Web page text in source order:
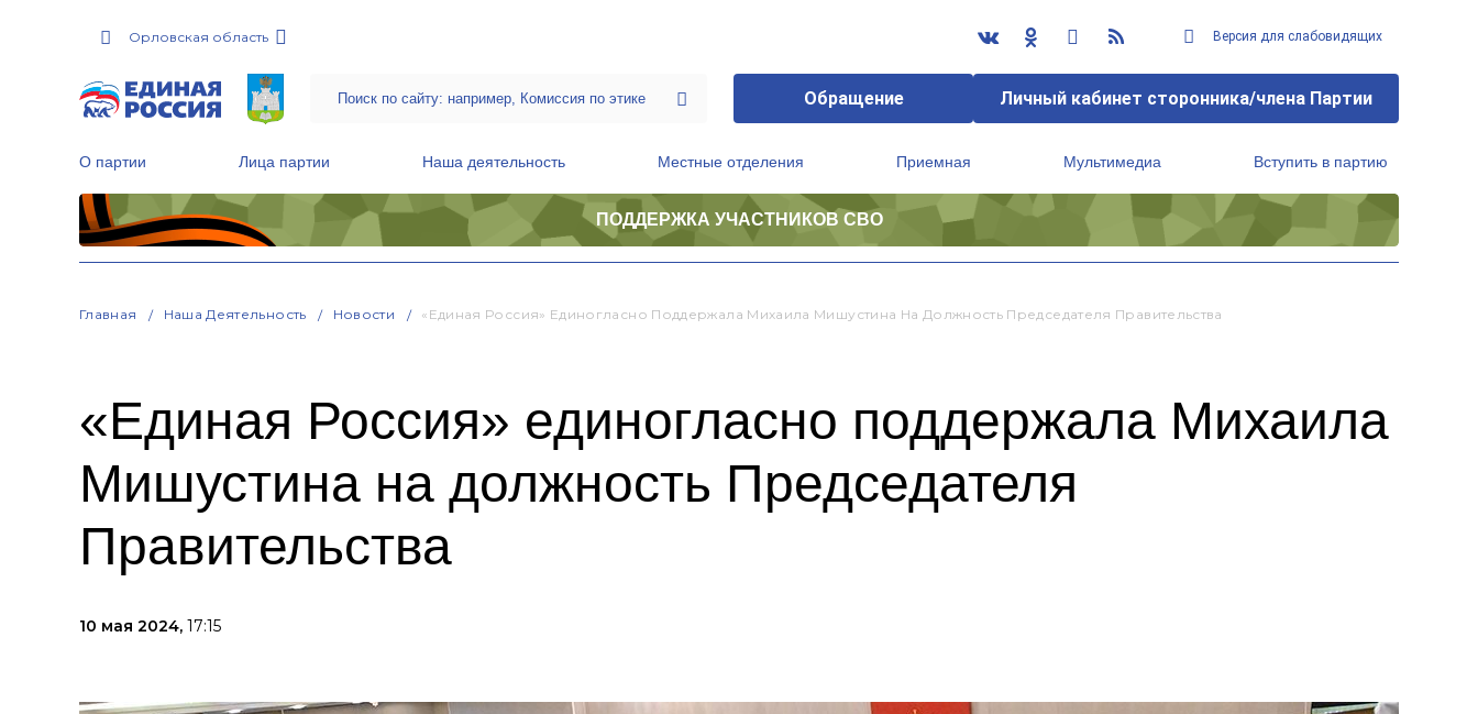
Орловская область Версия для слабовидящих
Обращение Личный кабинет сторонника/члена Партии
О партии Лица партии Наша деятельность Местные отделения Приемная Мультимедиа Вступить в партию
ПОДДЕРЖКА УЧАСТНИКОВ СВО
Главная Наша Деятельность Новости «Единая Россия» Единогласно Поддержала Михаила Мишустина На Должность Председателя Правительства
«Единая Россия» единогласно поддержала Михаила
Мишустина на должность Председателя
Правительства
10 мая 2024, 17:15